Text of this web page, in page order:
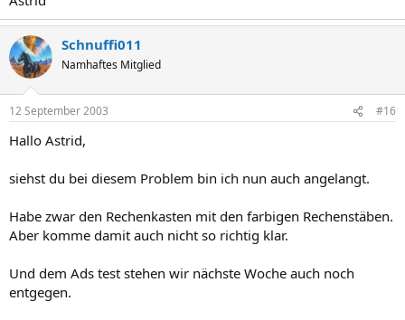
Schnuffi011
Namhaftes Mitglied
12 September 2003 #16
Hallo Astrid,
siehst du bei diesem Problem bin ich nun auch angelangt.
Habe zwar den Rechenkasten mit den farbigen Rechenstäben.
Aber komme damit auch nicht so richtig klar.
Und dem Ads test stehen wir nächste Woche auch noch
entgegen.